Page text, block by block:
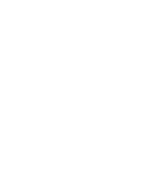
以前の「市内全域」
のです。
ス可能です